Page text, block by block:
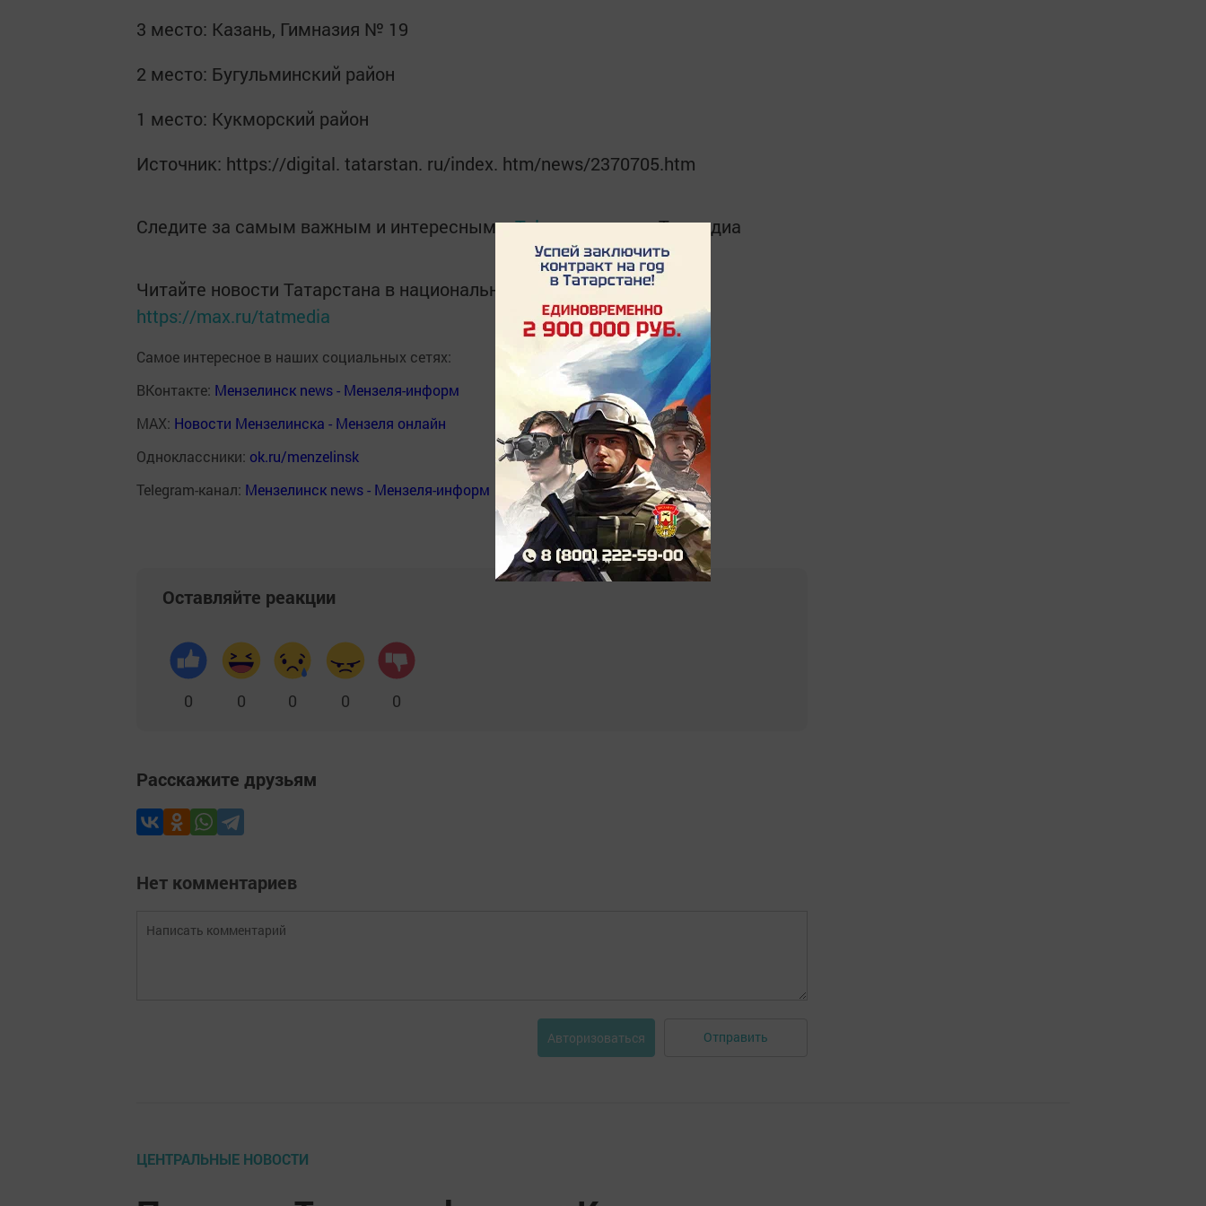
3 место: Казань, Гимназия № 19
2 место: Бугульминский район
1 место: Кукморский район
Источник: https://digital. tatarstan. ru/index. htm/news/2370705.htm
Следите за самым важным и интересным вTelegram-каналеТатмедиа
Читайте новости Татарстана в национальном мессенджере MАХ:
https://max.ru/tatmedia
Самое интересное в наших социальных сетях:
ВКонтакте: Мензелинск news - Мензеля-информ
MAX: Новости Мензелинска - Мензеля онлайн
Одноклассники: ok.ru/menzelinsk
Telegram-канал: Мензелинск news - Мензеля-информ
Оставляйте реакции
0 0 0 0 0
Расскажите друзьям
Нет комментариев
Авторизоваться Отправить
ЦЕНТРАЛЬНЫЕ НОВОСТИ